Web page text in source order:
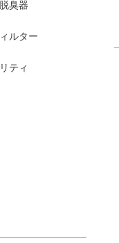
臭器
ルター
ティ